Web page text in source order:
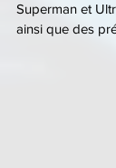
Superman et
ainsi que des